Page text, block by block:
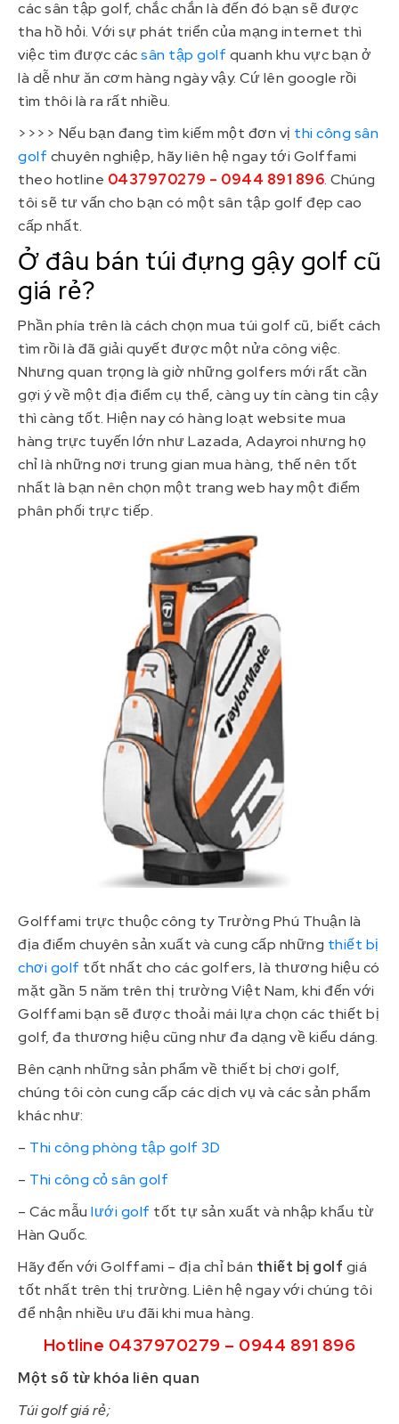
các sân tập golf, chắc chắn là đến đó bạn sẽ được
tha hồ hỏi. Với sự phát triển của mạng internet thì
việc tìm được cácsân tập golf quanh khu vực bạn ở
là dễ như ăn cơm hàng ngày vậy. Cứ lên google rồi
tìm thôi là ra rất nhiều.
>>>> Nếu bạn đang tìm kiếm một đơn vị thi công sân
golf chuyên nghiệp, hãy liên hệ ngay tới Golffami
theo hotline 0437970279 – 0944 891 896. Chúng
tôi sẽ tư vấn cho bạn có một sân tập golf đẹp cao
cấp nhất.
Ở đâu bán túi đựng gậy golf cũ
giá rẻ?
Phần phía trên là cách chọn mua túi golf cũ, biết cách
tìm rồi là đã giải quyết được một nửa công việc.
Nhưng quan trọng là giờ những golfers mới rất cần
gợi ý về một địa điểm cụ thể, càng uy tín càng tin cậy
thì càng tốt. Hiện nay có hàng loạt website mua
hàng trực tuyến lớn như Lazada, Adayroi nhưng họ
chỉ là những nơi trung gian mua hàng, thế nên tốt
nhất là bạn nên chọn một trang web hay một điểm
phân phối trực tiếp.
Golffami trực thuộc công ty Trường Phú Thuận là
địa điểm chuyên sản xuất và cung cấp những thiết bị
chơi golf tốt nhất cho các golfers, là thương hiệu có
mặt gần 5 năm trên thị trường Việt Nam, khi đến với
Golffami bạn sẽ được thoải mái lựa chọn các thiết bị
golf, đa thương hiệu cũng như đa dạng về kiểu dáng.
Bên cạnh những sản phẩm về thiết bị chơi golf,
chúng tôi còn cung cấp các dịch vụ và các sản phẩm
khác như:
– Thi công phòng tập golf 3D
– Thi công cỏ sân golf
– Các mẫu lưới golf tốt tự sản xuất và nhập khẩu từ
Hàn Quốc.
Hãy đến với Golffami – địa chỉ bán thiết bị golf giá
tốt nhất trên thị trường. Liên hệ ngay với chúng tôi
để nhận nhiều ưu đãi khi mua hàng.
Hotline 0437970279 – 0944 891 896
Một số từ khóa liên quan
Túi golf giá rẻ;